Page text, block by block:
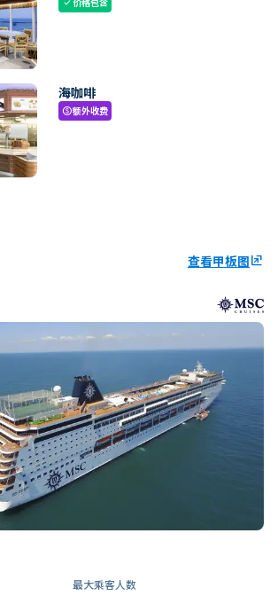
check
海咖啡
paid额外收费
查看甲板图ungroup
最大乘客人数